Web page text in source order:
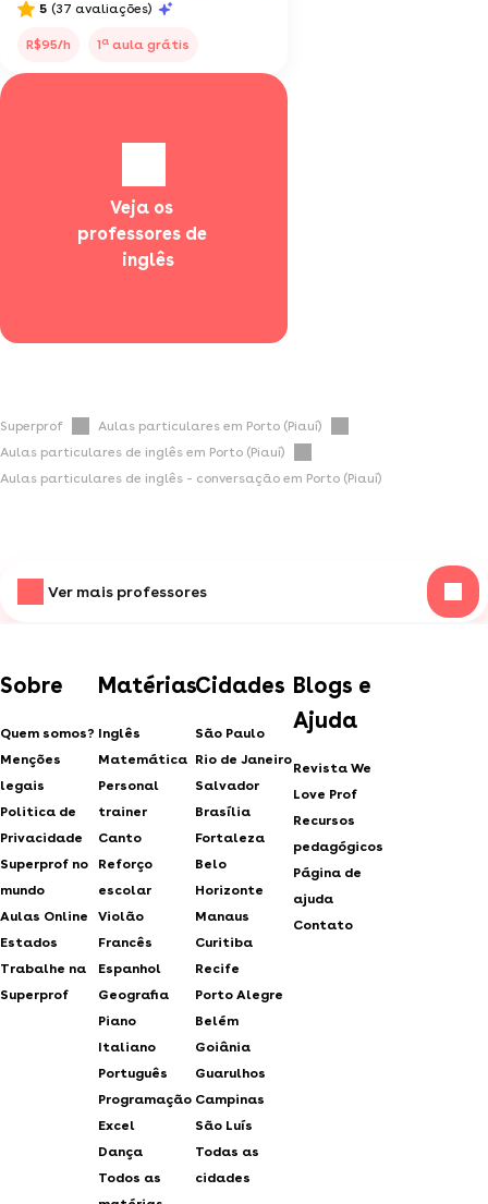
5 (37 avaliações)
R$95/h 1a aula grátis
Veja os
professores de
  inglês
Superprof
Aulas particulares em Porto (Piauí)
Aulas particulares de inglês em Porto (Piauí)
Aulas particulares de inglês - conversação em Porto (Piauí)
Ver mais professores
Sobre
Quem somos?
Menções
legais
Politica de
Privacidade
Superprof no
mundo
Aulas Online
Estados
Trabalhe na
Superprof
Matérias
Inglês
Matemática
Personal
trainer
Canto
Reforço
escolar
Violão
Francês
Espanhol
Geografia
Piano
Italiano
Português
Programação
Excel
Dança
Todos as
Cidades
São Paulo
Rio de Janeiro
Salvador
Brasília
Fortaleza
Belo
Horizonte
Manaus
Curitiba
Recife
Porto Alegre
Belém
Goiânia
Guarulhos
Campinas
São Luís
Todas as
cidades
Blogs e
Ajuda
Revista We
Love Prof
Recursos
pedagógicos
Página de
ajuda
Contato